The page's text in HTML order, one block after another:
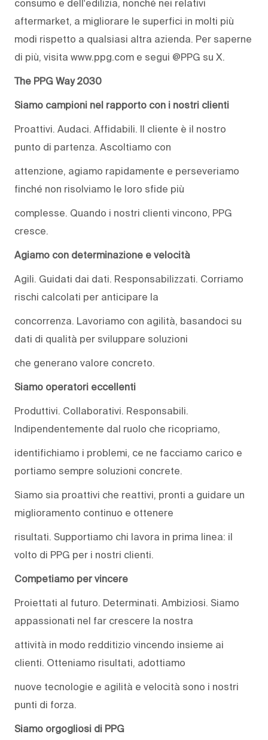
consumo e dell'edilizia, nonché nei relativi
aftermarket, a migliorare le superfici in molti più
modi rispetto a qualsiasi altra azienda. Per saperne
di più, visita www.ppg.com e segui @PPG su X.
The PPG Way 2030
Siamo campioni nel rapporto con i nostri clienti
Proattivi. Audaci. Affidabili. Il cliente è il nostro
punto di partenza. Ascoltiamo con
attenzione, agiamo rapidamente e perseveriamo
finché non risolviamo le loro sfide più
complesse. Quando i nostri clienti vincono, PPG
cresce.
Agiamo con determinazione e velocità
Agili. Guidati dai dati. Responsabilizzati. Corriamo
rischi calcolati per anticipare la
concorrenza. Lavoriamo con agilità, basandoci su
dati di qualità per sviluppare soluzioni
che generano valore concreto.
Siamo operatori eccellenti
Produttivi. Collaborativi. Responsabili.
Indipendentemente dal ruolo che ricopriamo,
identifichiamo i problemi, ce ne facciamo carico e
portiamo sempre soluzioni concrete.
Siamo sia proattivi che reattivi, pronti a guidare un
miglioramento continuo e ottenere
risultati. Supportiamo chi lavora in prima linea: il
volto di PPG per i nostri clienti.
Competiamo per vincere
Proiettati al futuro. Determinati. Ambiziosi. Siamo
appassionati nel far crescere la nostra
attività in modo redditizio vincendo insieme ai
clienti. Otteniamo risultati, adottiamo
nuove tecnologie e agilità e velocità sono i nostri
punti di forza.
Siamo orgogliosi di PPG